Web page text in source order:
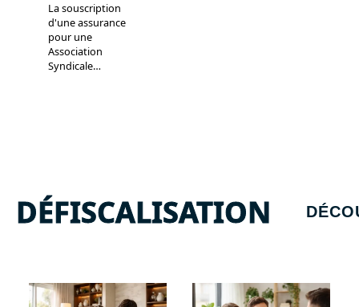
La souscription
d'une assurance
pour une
Association
Syndicale…
DÉFISCALISATION